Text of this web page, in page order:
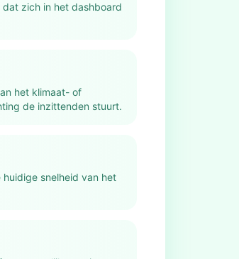
zich in het dashboard
het klimaat- of
de inzittenden stuurt.
snelheid van het